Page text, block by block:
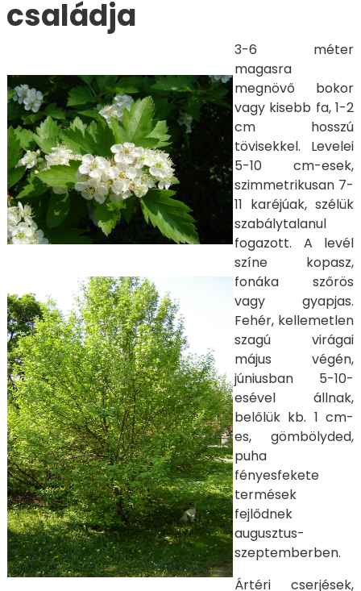
családja
3-6 méter
magasra
megnövő bokor
vagy kisebb fa, 1-2
cm hosszú
tövisekkel. Levelei
5-10 cm-esek,
szimmetrikusan 7-
11 karéjúak, szélük
szabálytalanul
fogazott. A levél
színe kopasz,
fonáka szőrös
vagy gyapjas.
Fehér, kellemetlen
szagú virágai
május végén,
júniusban 5-10-
esével állnak,
belőlük kb. 1 cm-
es, gömbölyded,
puha
fényesfekete
termések
fejlődnek
augusztus-
szeptemberben.
Ártéri cserjések,